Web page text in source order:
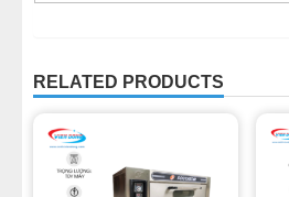
11-Chảo xào nhân 50 Lít
12-
13-
Chảo xào nhân 150L
RELATED PRODUCTS